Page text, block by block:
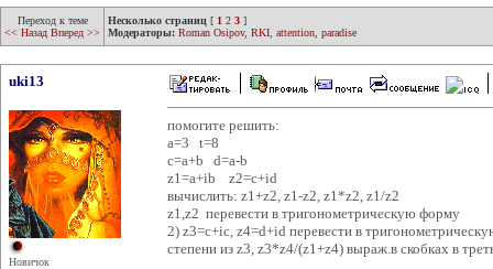
Переход к теме
<< Назад Вперед >>
Несколько страниц [ 1 2 3 ]
Модераторы: Roman Osipov, RKI attention paradise
uki13
Новичок
помогите решить:
а=3 t=8
c=a+b d=a-b
z1=a+ib z2=c+id
вычислить: z1+z2, z1-z2, z1*z2, z1/z2
z1,z2 перевести в тригонометрическую форму
2) z3=c+ic, z4=d+id перевести в
степени из z3, z3*z4/(z1+z4) выраж.в скобках в